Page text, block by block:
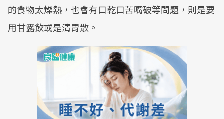
的食物太燥熱，也會有口乾口苦嘴破等問題，則是要
用甘露飲或是清胃散。